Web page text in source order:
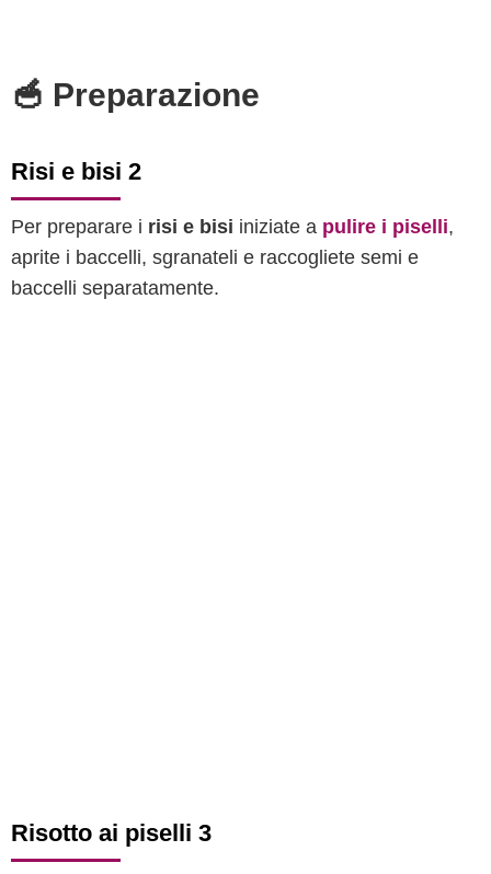
🥣 Preparazione
Risi e bisi 2
Per preparare i risi e bisi iniziate a pulire i piselli,
aprite i baccelli, sgranateli e raccogliete semi e
baccelli separatamente.
Risotto ai piselli 3